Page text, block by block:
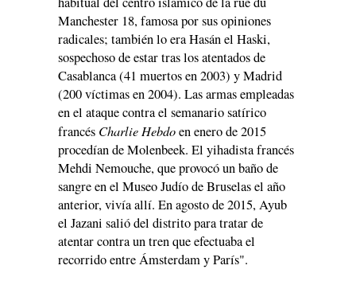
Manchester 18, famosa por sus opiniones
radicales; también lo era Hasán el Haski,
sospechoso de estar tras los atentados de
Casablanca (41 muertos en 2003) y Madrid
(200 víctimas en 2004). Las armas empleadas
en el ataque contra el semanario satírico
francés Charlie Hebdoen enero de 2015
procedían de Molenbeek. El yihadista francés
Mehdi Nemouche, que provocó un baño de
sangre en el Museo Judío de Bruselas el año
anterior, vivía allí. En agosto de 2015, Ayub
el Jazani salió del distrito para tratar de
atentar contra un tren que efectuaba el
recorrido entre Ámsterdam y París".